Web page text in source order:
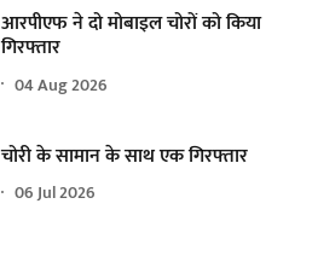
आरपीएफ ने दो मोबाइल चोरों को किया
गिरफ्तार
04 Aug 2026
चोरी के सामान के साथ एक गिरफ्तार
06 Jul 2026